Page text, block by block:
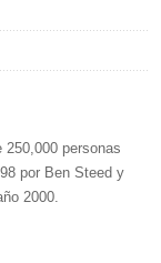
personas
por Ben Steed y
2000.